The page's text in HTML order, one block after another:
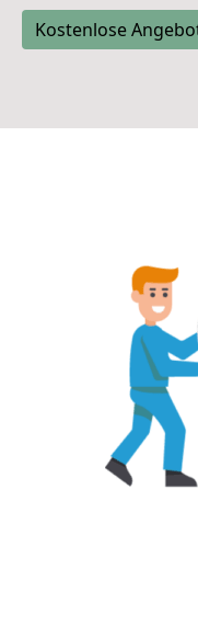
Kostenlose